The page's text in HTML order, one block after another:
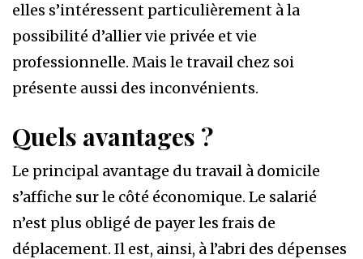
elles s’intéressent particulièrement à la
possibilité d’allier vie privée et vie
professionnelle. Mais le travail chez soi
présente aussi des inconvénients.
Quels avantages ?
Le principal avantage du travail à domicile
s’affiche sur le côté économique. Le salarié
n’est plus obligé de payer les frais de
déplacement. Il est, ainsi, à l’abri des dépenses